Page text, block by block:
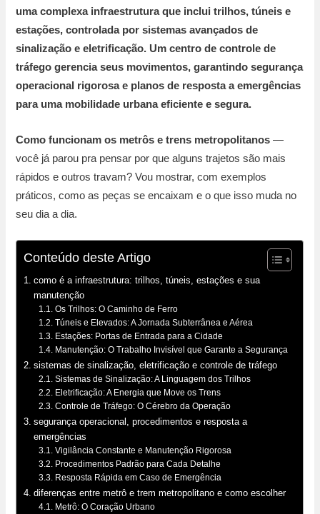
uma complexa infraestrutura que inclui trilhos, túneis e
estações, controlada por sistemas avançados de
sinalização e eletrificação. Um centro de controle de
tráfego gerencia seus movimentos, garantindo segurança
operacional rigorosa e planos de resposta a emergências
para uma mobilidade urbana eficiente e segura.
Como funcionam os metrôs e trens metropolitanos —
você já parou pra pensar por que alguns trajetos são mais
rápidos e outros travam? Vou mostrar, com exemplos
práticos, como as peças se encaixam e o que isso muda no
seu dia a dia.
Conteúdo deste Artigo
como é a infraestrutura: trilhos, túneis, estações e sua
manutenção
Os Trilhos: O Caminho de Ferro
Túneis e Elevados: A Jornada Subterrânea e Aérea
Estações: Portas de Entrada para a Cidade
Manutenção: O Trabalho Invisível que Garante a Segurança
sistemas de sinalização, eletrificação e controle de tráfego
Sistemas de Sinalização: A Linguagem dos Trilhos
Eletrificação: A Energia que Move os Trens
Controle de Tráfego: O Cérebro da Operação
segurança operacional, procedimentos e resposta a
emergências
Vigilância Constante e Manutenção Rigorosa
Procedimentos Padrão para Cada Detalhe
Resposta Rápida em Caso de Emergência
diferenças entre metrô e trem metropolitano e como escolher
Metrô: O Coração Urbano